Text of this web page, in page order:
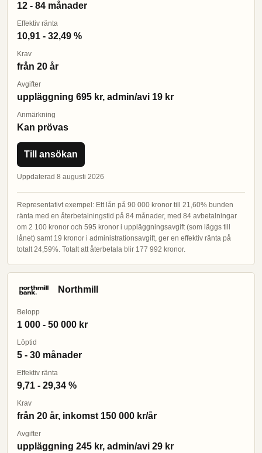
12 - 84 månader
Effektiv ränta
10,91 - 32,49 %
Krav
från 20 år
Avgifter
uppläggning 695 kr, admin/avi 19 kr
Anmärkning
Kan prövas
Till ansökan
Uppdaterad 8 augusti 2026
Representativt exempel: Ett lån på 90 000 kronor till 21,60% bunden
ränta med en återbetalningstid på 84 månader, med 84 avbetalningar
om 2 100 kronor och 595 kronor i uppläggningsavgift (som läggs till
lånet) samt 19 kronor i administrationsavgift, ger en effektiv ränta på
totalt 24,59%. Totalt att återbetala blir 177 992 kronor.
Northmill
Belopp
1 000 - 50 000 kr
Löptid
5 - 30 månader
Effektiv ränta
9,71 - 29,34 %
Krav
från 20 år, inkomst 150 000 kr/år
Avgifter
uppläggning 245 kr, admin/avi 29 kr